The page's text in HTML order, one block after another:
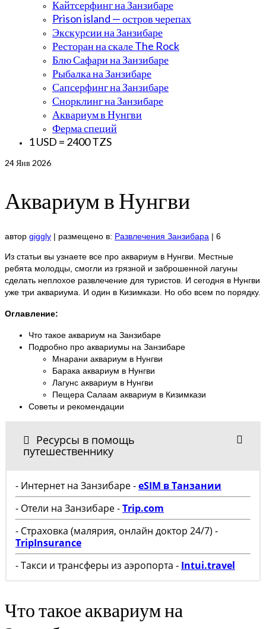
Кайтсерфинг на Занзибаре
Prison island — остров черепах
Экскурсии на Занзибаре
Ресторан на скале The Rock
Блю Сафари на Занзибаре
Рыбалка на Занзибаре
Сапсерфинг на Занзибаре
Снорклинг на Занзибаре
Аквариум в Нунгви
Ферма специй
1 USD = 2400 TZS
24 Янв 2026
Аквариум в Нунгви
автор giggly | размещено в: Развлечения Занзибара | 6
Из статьи вы узнаете все про аквариум в Нунгви. Местные
ребята молодцы, смогли из грязной и заброшенной лагуны
сделать неплохое развлечение для туристов. И сегодня в Нунгви
уже три аквариума. И один в Кизимкази. Но обо всем по порядку.
Оглавление:
Что такое аквариум на Занзибаре
Подробно про аквариумы на Занзибаре
Мнарани аквариум в Нунгви
Барака аквариум в Нунгви
Лагунс аквариум в Нунгви
Пещера Салаам аквариум в Кизимкази
Советы и рекомендации
Ресурсы в помощь
путешественнику
- Интернет на Занзибаре -eSIM в Танзании
- Отели на Занзибаре -Trip.com
- Страховка (малярия, онлайн доктор 24/7) -
TripInsurance
- Такси и трансферы из аэропорта - Intui.travel
Что такое аквариум на